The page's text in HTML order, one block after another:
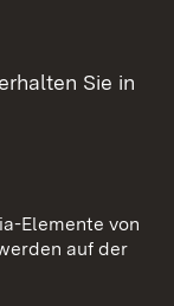
Sie in
Elemente von
auf der